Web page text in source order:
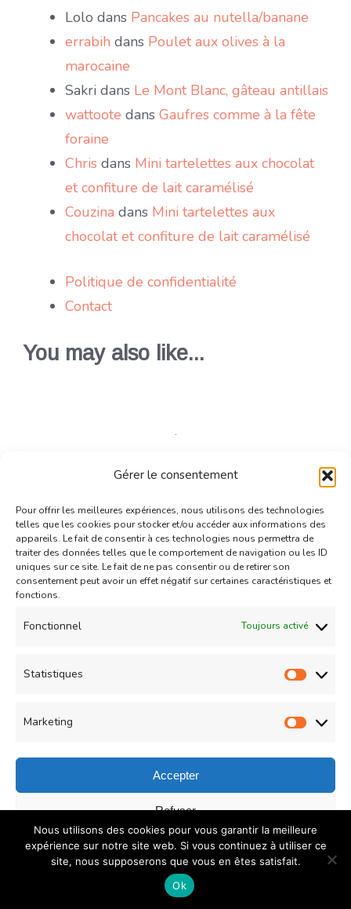
Gérer le consentement
Pour offrir les meilleures expériences, nous utilisons des technologies
telles que les cookies pour stocker et/ou accéder aux informations des
appareils. Le fait de consentir à ces technologies nous permettra de
traiter des données telles que le comportement de navigation ou les ID
uniques sur ce site. Le fait de ne pas consentir ou de retirer son
consentement peut avoir un effet négatif sur certaines caractéristiques et
fonctions.
Fonctionnel Toujours activé
Statistiques
Marketing
Accepter
Refuser
Enregistrer les préférences
Politique de confidentialité
Lolo dans Pancakes au nutella/banane
errabih dans Poulet aux olives à la
marocaine
Sakri dans Le Mont Blanc, gâteau antillais
wattoote dans Gaufres comme à la fête
foraine
Chris dans Mini tartelettes aux chocolat
et confiture de lait caramélisé
Couzina dans Mini tartelettes aux
chocolat et confiture de lait caramélisé
Politique de confidentialité
Contact
You may also like...
Amuses-bouche Entrées chaudes
Tourtelettes aux légumes et thon
Updated on16/02/2014
Nous utilisons des cookies pour vous garantir la meilleure
expérience sur notre site web. Si vous continuez à utiliser ce
site, nous supposerons que vous en êtes satisfait.
Ok